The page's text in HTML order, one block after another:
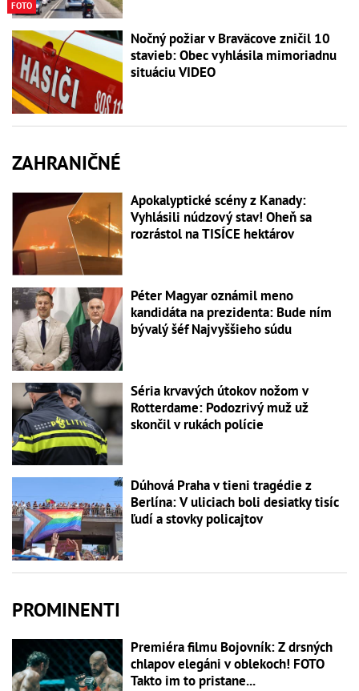
FOTO
Nočný požiar v Braväcove zničil 10
stavieb: Obec vyhlásila mimoriadnu
situáciu VIDEO
ZAHRANIČNÉ
Apokalyptické scény z Kanady:
Vyhlásili núdzový stav! Oheň sa
rozrástol na TISÍCE hektárov
Péter Magyar oznámil meno
kandidáta na prezidenta: Bude ním
bývalý šéf Najvyššieho súdu
Séria krvavých útokov nožom v
Rotterdame: Podozrivý muž už
skončil v rukách polície
Dúhová Praha v tieni tragédie z
Berlína: V uliciach boli desiatky tisíc
ľudí a stovky policajtov
PROMINENTI
Premiéra filmu Bojovník: Z drsných
chlapov elegáni v oblekoch! FOTO
Takto im to pristane...